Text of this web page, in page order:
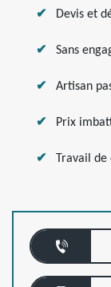
Devis et
Sans
Artisan
Prix
Travail de